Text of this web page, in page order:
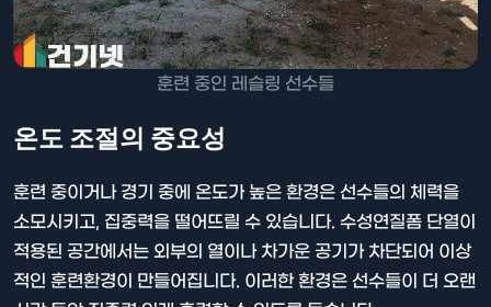
훈련 중인 레슬링 선수들
온도 조절의 중요성
훈련 중이거나 경기 중에 온도가 높은 환경은 선수들의 체력을
소모시키고, 집중력을 떨어뜨릴 수 있습니다. 수성연질폼 단열이
적용된 공간에서는 외부의 열이나 차가운 공기가 차단되어 이상
적인 훈련환경이 만들어집니다. 이러한 환경은 선수들이 더 오랜